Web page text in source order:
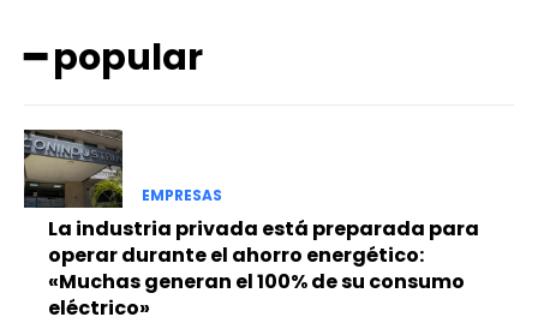
━ popular
EMPRESAS
La industria privada está preparada para
operar durante el ahorro energético:
«Muchas generan el 100% de su consumo
eléctrico»